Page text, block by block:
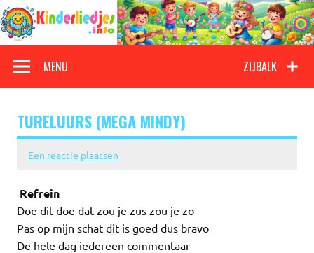
Doorgaan
naar
inhoud
Kinderliedjes
ZIJBALK
MENU
TURELUURS (MEGA MINDY)
Een reactie plaatsen
Refrein
Doe dit doe dat zou je zus zou je zo
Pas op mijn schat dit is goed dus bravo
De hele dag iedereen commentaar